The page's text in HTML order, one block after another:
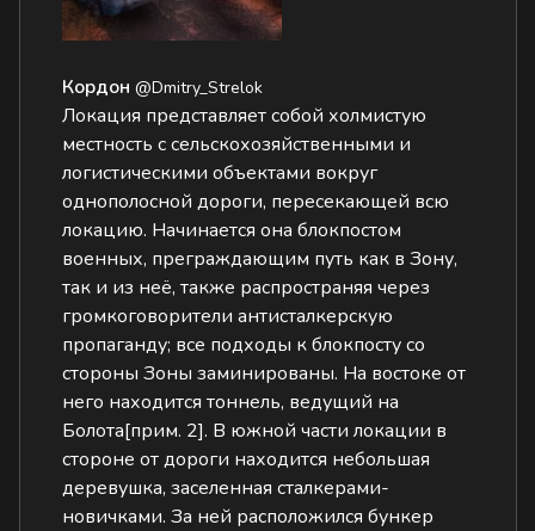
Кордон @Dmitry_Strelok
Локация представляет собой холмистую
местность с сельскохозяйственными и
логистическими объектами вокруг
однополосной дороги, пересекающей всю
локацию. Начинается она блокпостом
военных, преграждающим путь как в Зону,
так и из неё, также распространяя через
громкоговорители антисталкерскую
пропаганду; все подходы к блокпосту со
стороны Зоны заминированы. На востоке от
него находится тоннель, ведущий на
Болота[прим. 2]. В южной части локации в
стороне от дороги находится небольшая
деревушка, заселенная сталкерами-
новичками. За ней расположился бункер